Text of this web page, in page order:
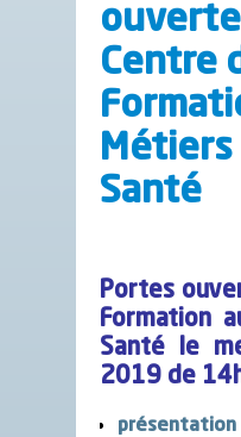
Centre
Métiers
Santé
Portes
Formation
Santé le
2019 de
présentation